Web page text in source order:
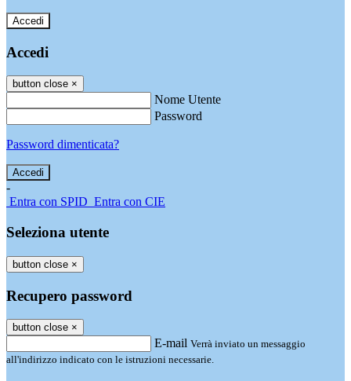
Accedi
Accedi
button close ×
Nome Utente
Password
Password dimenticata?
-
Entra con SPID Entra con CIE
Seleziona utente
button close ×
Recupero password
button close ×
E-mail Verrà inviato un messaggio
all'indirizzo indicato con le istruzioni necessarie.